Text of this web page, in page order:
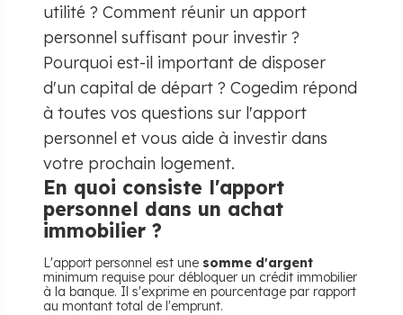
utilité ? Comment réunir un apport
personnel suffisant pour investir ?
Pourquoi est-il important de disposer
d'un capital de départ ? Cogedim répond
à toutes vos questions sur l'apport
personnel et vous aide à investir dans
votre prochain logement.
En quoi consiste l'apport
personnel dans un achat
immobilier ?
L'apport personnel est une somme d'argent
minimum requise pour débloquer un crédit immobilier
à la banque. Il s'exprime en pourcentage par rapport
au montant total de l'emprunt.